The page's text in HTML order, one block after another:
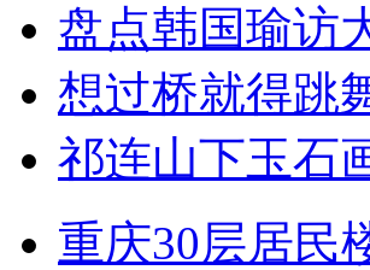
盘点韩国瑜访
想过桥就得跳
祁连山下玉石
重庆30层居